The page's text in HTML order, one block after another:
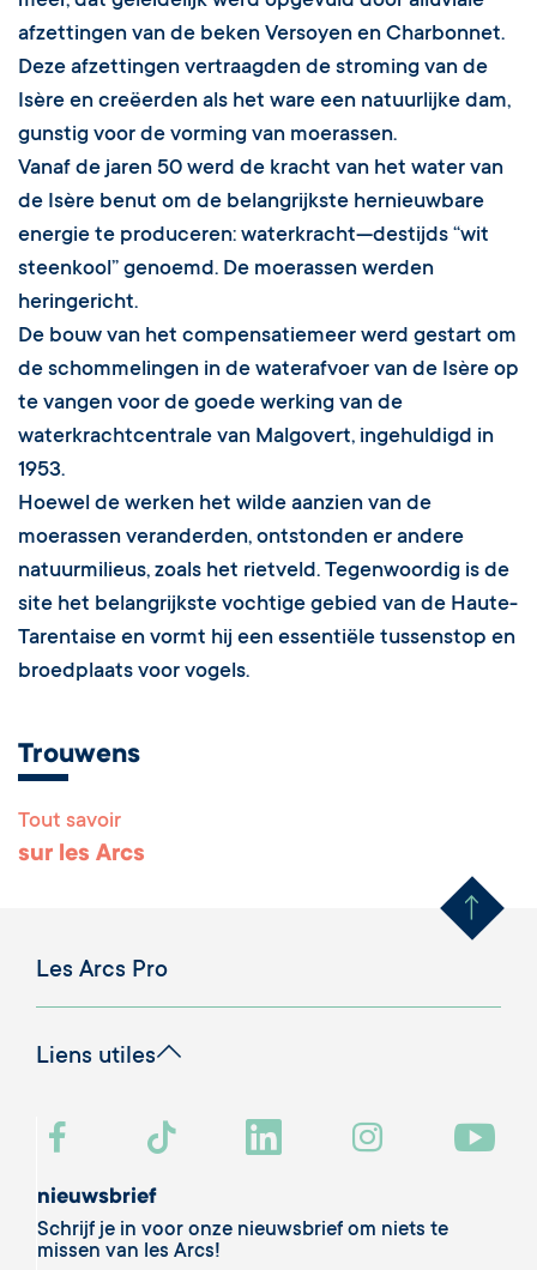
afzettingen van de beken Versoyen en Charbonnet.
Deze afzettingen vertraagden de stroming van de
Isère en creëerden als het ware een natuurlijke dam,
gunstig voor de vorming van moerassen.
Vanaf de jaren 50 werd de kracht van het water van
de Isère benut om de belangrijkste hernieuwbare
energie te produceren: waterkracht—destijds “wit
steenkool” genoemd. De moerassen werden
heringericht.
De bouw van het compensatiemeer werd gestart om
de schommelingen in de waterafvoer van de Isère op
te vangen voor de goede werking van de
waterkrachtcentrale van Malgovert, ingehuldigd in
1953.
Hoewel de werken het wilde aanzien van de
moerassen veranderden, ontstonden er andere
natuurmilieus, zoals het rietveld. Tegenwoordig is de
site het belangrijkste vochtige gebied van de Haute-
Tarentaise en vormt hij een essentiële tussenstop en
broedplaats voor vogels.
Trouwens
Tout savoir
sur les Arcs Remonter
Les Arcs Pro
Liens utiles
nieuwsbrief
Schrijf je in voor onze nieuwsbrief om niets te
missen van les Arcs!